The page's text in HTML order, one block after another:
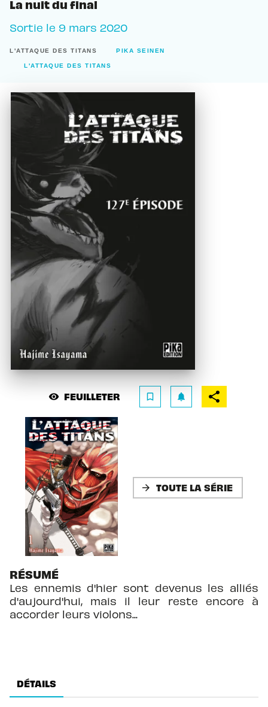
La nuit du final
Sortie le 9 mars 2020
L'ATTAQUE DES TITANS PIKA SEINEN
L'ATTAQUE DES TITANS
visibility FEUILLETER bookmark_border notifications
arrow_forward TOUTE LA SÉRIE
RÉSUMÉ
Les ennemis d'hier sont devenus les alliés
d'aujourd'hui, mais il leur reste encore à
accorder leurs violons...
DÉTAILS